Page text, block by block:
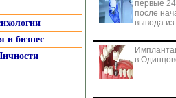
и бизнес
первые
после
вывода
в